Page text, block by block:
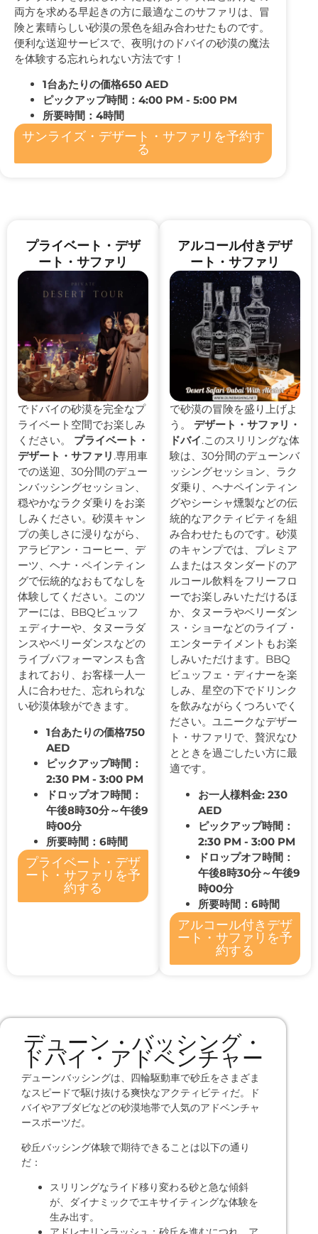
両方を求める早起きの方に最適なこのサファリは、冒
険と素晴らしい砂漠の景色を組み合わせたものです。
便利な送迎サービスで、夜明けのドバイの砂漠の魔法
を体験する忘れられない方法です！
1台あたりの価格650 AED
ピックアップ時間：4:00 PM - 5:00 PM
所要時間：4時間
サンライズ・デザート・サファリを予約す
る
プライベート・デザ
ート・サファリ
でドバイの砂漠を完全なプ
ライベート空間でお楽しみ
ください。 プライベート・
デザート・サファリ .専用車
での送迎、30分間のデュー
ンバッシングセッション、
穏やかなラクダ乗りをお楽
しみください。砂漠キャン
プの美しさに浸りながら、
アラビアン・コーヒー、デ
ーツ、ヘナ・ペインティン
グで伝統的なおもてなしを
体験してください。このツ
アーには、BBQビュッフ
ェディナーや、タヌーラダ
ンスやベリーダンスなどの
ライブパフォーマンスも含
まれており、お客様一人一
人に合わせた、忘れられな
い砂漠体験ができます。
1台あたりの価格750
AED
ピックアップ時間：
2:30 PM - 3:00 PM
ドロップオフ時間：
午後8時30分～午後9
時00分
所要時間：6時間
プライベート・デザ
ート・サファリを予
約する
アルコール付きデザ
ート・サファリ
で砂漠の冒険を盛り上げよ
う。 デザート・サファリ・
ドバイ.このスリリングな体
験は、30分間のデューンバ
ッシングセッション、ラク
ダ乗り、ヘナペインティン
グやシーシャ燻製などの伝
統的なアクティビティを組
み合わせたものです。砂漠
のキャンプでは、プレミア
ムまたはスタンダードのア
ルコール飲料をフリーフロ
ーでお楽しみいただけるほ
か、タヌーラやベリーダン
ス・ショーなどのライブ・
エンターテイメントもお楽
しみいただけます。BBQ
ビュッフェ・ディナーを楽
しみ、星空の下でドリンク
を飲みながらくつろいでく
ださい。ユニークなデザー
ト・サファリで、贅沢なひ
とときを過ごしたい方に最
適です。
お一人様料金: 230
AED
ピックアップ時間：
2:30 PM - 3:00 PM
ドロップオフ時間：
午後8時30分～午後9
時00分
所要時間：6時間
アルコール付きデザ
ート・サファリを予
約する
デューン・バッシング・
ドバイ・アドベンチャー
デューンバッシングは、四輪駆動車で砂丘をさまざま
なスピードで駆け抜ける爽快なアクティビティだ。ド
バイやアブダビなどの砂漠地帯で人気のアドベンチャ
ースポーツだ。
砂丘バッシング体験で期待できることは以下の通り
だ：
スリリングなライド移り変わる砂と急な傾斜
が、ダイナミックでエキサイティングな体験を
生み出す。